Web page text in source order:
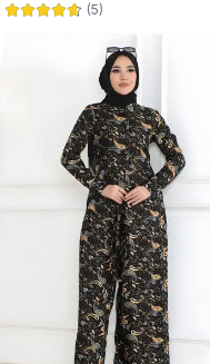
Cepli Kupra Tesettür Tulum
(5)